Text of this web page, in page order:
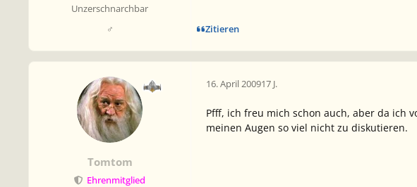
Unzerschnarchbar
♂
Zitieren
Tomtom
Ehrenmitglied
16. April 200917 J.
Pfff, ich freu mich schon auch, aber da ich
meinen Augen so viel nicht zu diskutieren.